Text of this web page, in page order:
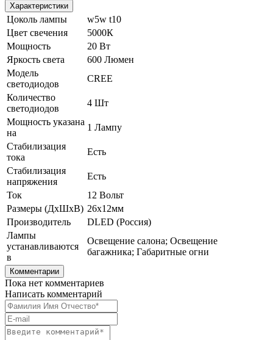
Характеристики
Цоколь лампы
w5w t10
Цвет свечения
5000К
Мощность
20 Вт
Яркость света
600 Люмен
Модель
светодиодов
CREE
Количество
светодиодов
4 Шт
Мощность указана
на
1 Лампу
Стабилизация
тока
Есть
Стабилизация
напряжения
Есть
Ток
12 Вольт
Размеры (ДхШхВ) 26х12мм
Производитель
DLED (Россия)
Лампы
устанавливаются
в
Освещение салона; Освещение
багажника; Габаритные огни
Комментарии
Пока нет комментариев
Написать комментарий